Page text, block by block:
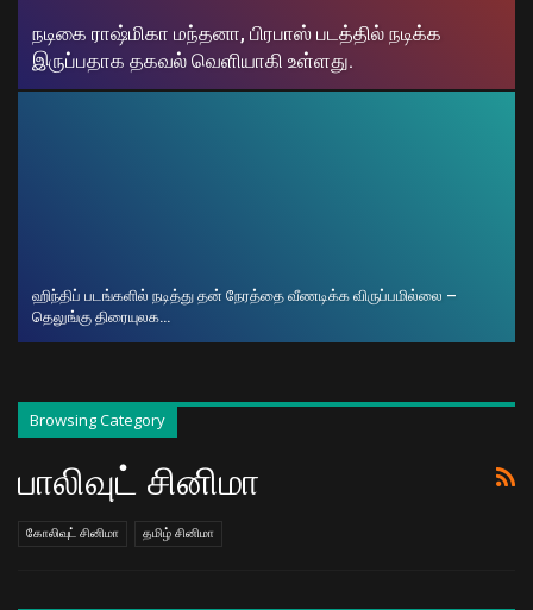
நடிகை ராஷ்மிகா மந்தனா, பிரபாஸ் படத்தில் நடிக்க
இருப்பதாக தகவல் வெளியாகி உள்ளது.
ஹிந்திப் படங்களில் நடித்து தன் நேரத்தை வீணடிக்க விருப்பமில்லை –
தெலுங்கு திரையுலக…
Browsing Category
பாலிவுட் சினிமா
கோலிவுட் சினிமா தமிழ் சினிமா